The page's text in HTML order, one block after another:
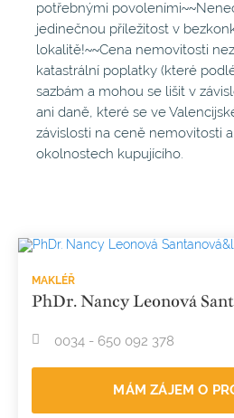
potřebnými
jedinečnou příležitost v
lokalitě!~~Cena nemovitosti
katastrální poplatky (které
sazbám a mohou se lišit v
ani daně, které se ve
závislosti na ceně nemovitosti
okolnostech kupujícího.
MAKLÉŘ
PhDr. Nancy Leonová
0034 - 650 092 378
MÁM ZÁJEM O